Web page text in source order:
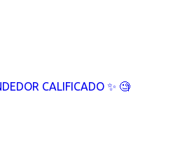
CALIFICADO ✨ 🧐